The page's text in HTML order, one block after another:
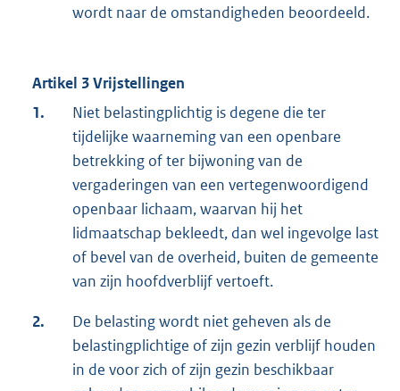
wordt naar de omstandigheden beoordeeld.
Artikel 3 Vrijstellingen
1.
Niet belastingplichtig is degene die ter
tijdelijke waarneming van een openbare
betrekking of ter bijwoning van de
vergaderingen van een vertegenwoordigend
openbaar lichaam, waarvan hij het
lidmaatschap bekleedt, dan wel ingevolge last
of bevel van de overheid, buiten de gemeente
van zijn hoofdverblijf vertoeft.
2.
De belasting wordt niet geheven als de
belastingplichtige of zijn gezin verblijf houden
in de voor zich of zijn gezin beschikbaar